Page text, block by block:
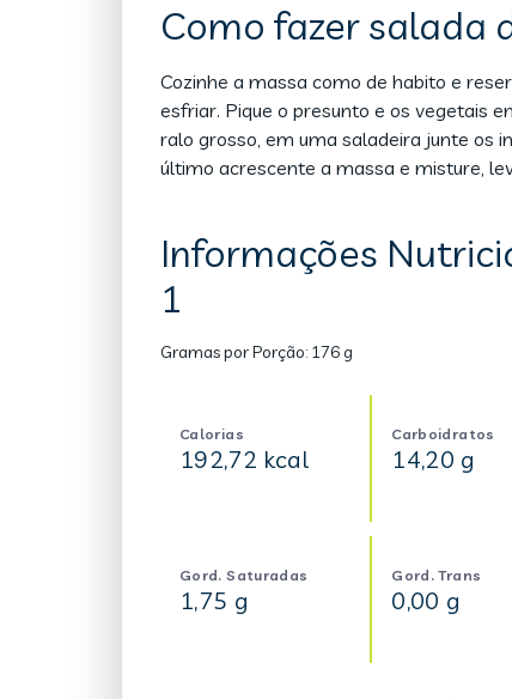
Como fazer salada
Cozinhe a massa como de habito e
esfriar. Pique o presunto e os vegetais
ralo grosso, em uma saladeira junte os
último acrescente a massa e misture,
Informações
1
Gramas por Porção: 176 g
Calorias
192,72 kcal
Carboidratos
14,20 g
Gord. Saturadas
1,75 g
Gord. Trans
0,00 g